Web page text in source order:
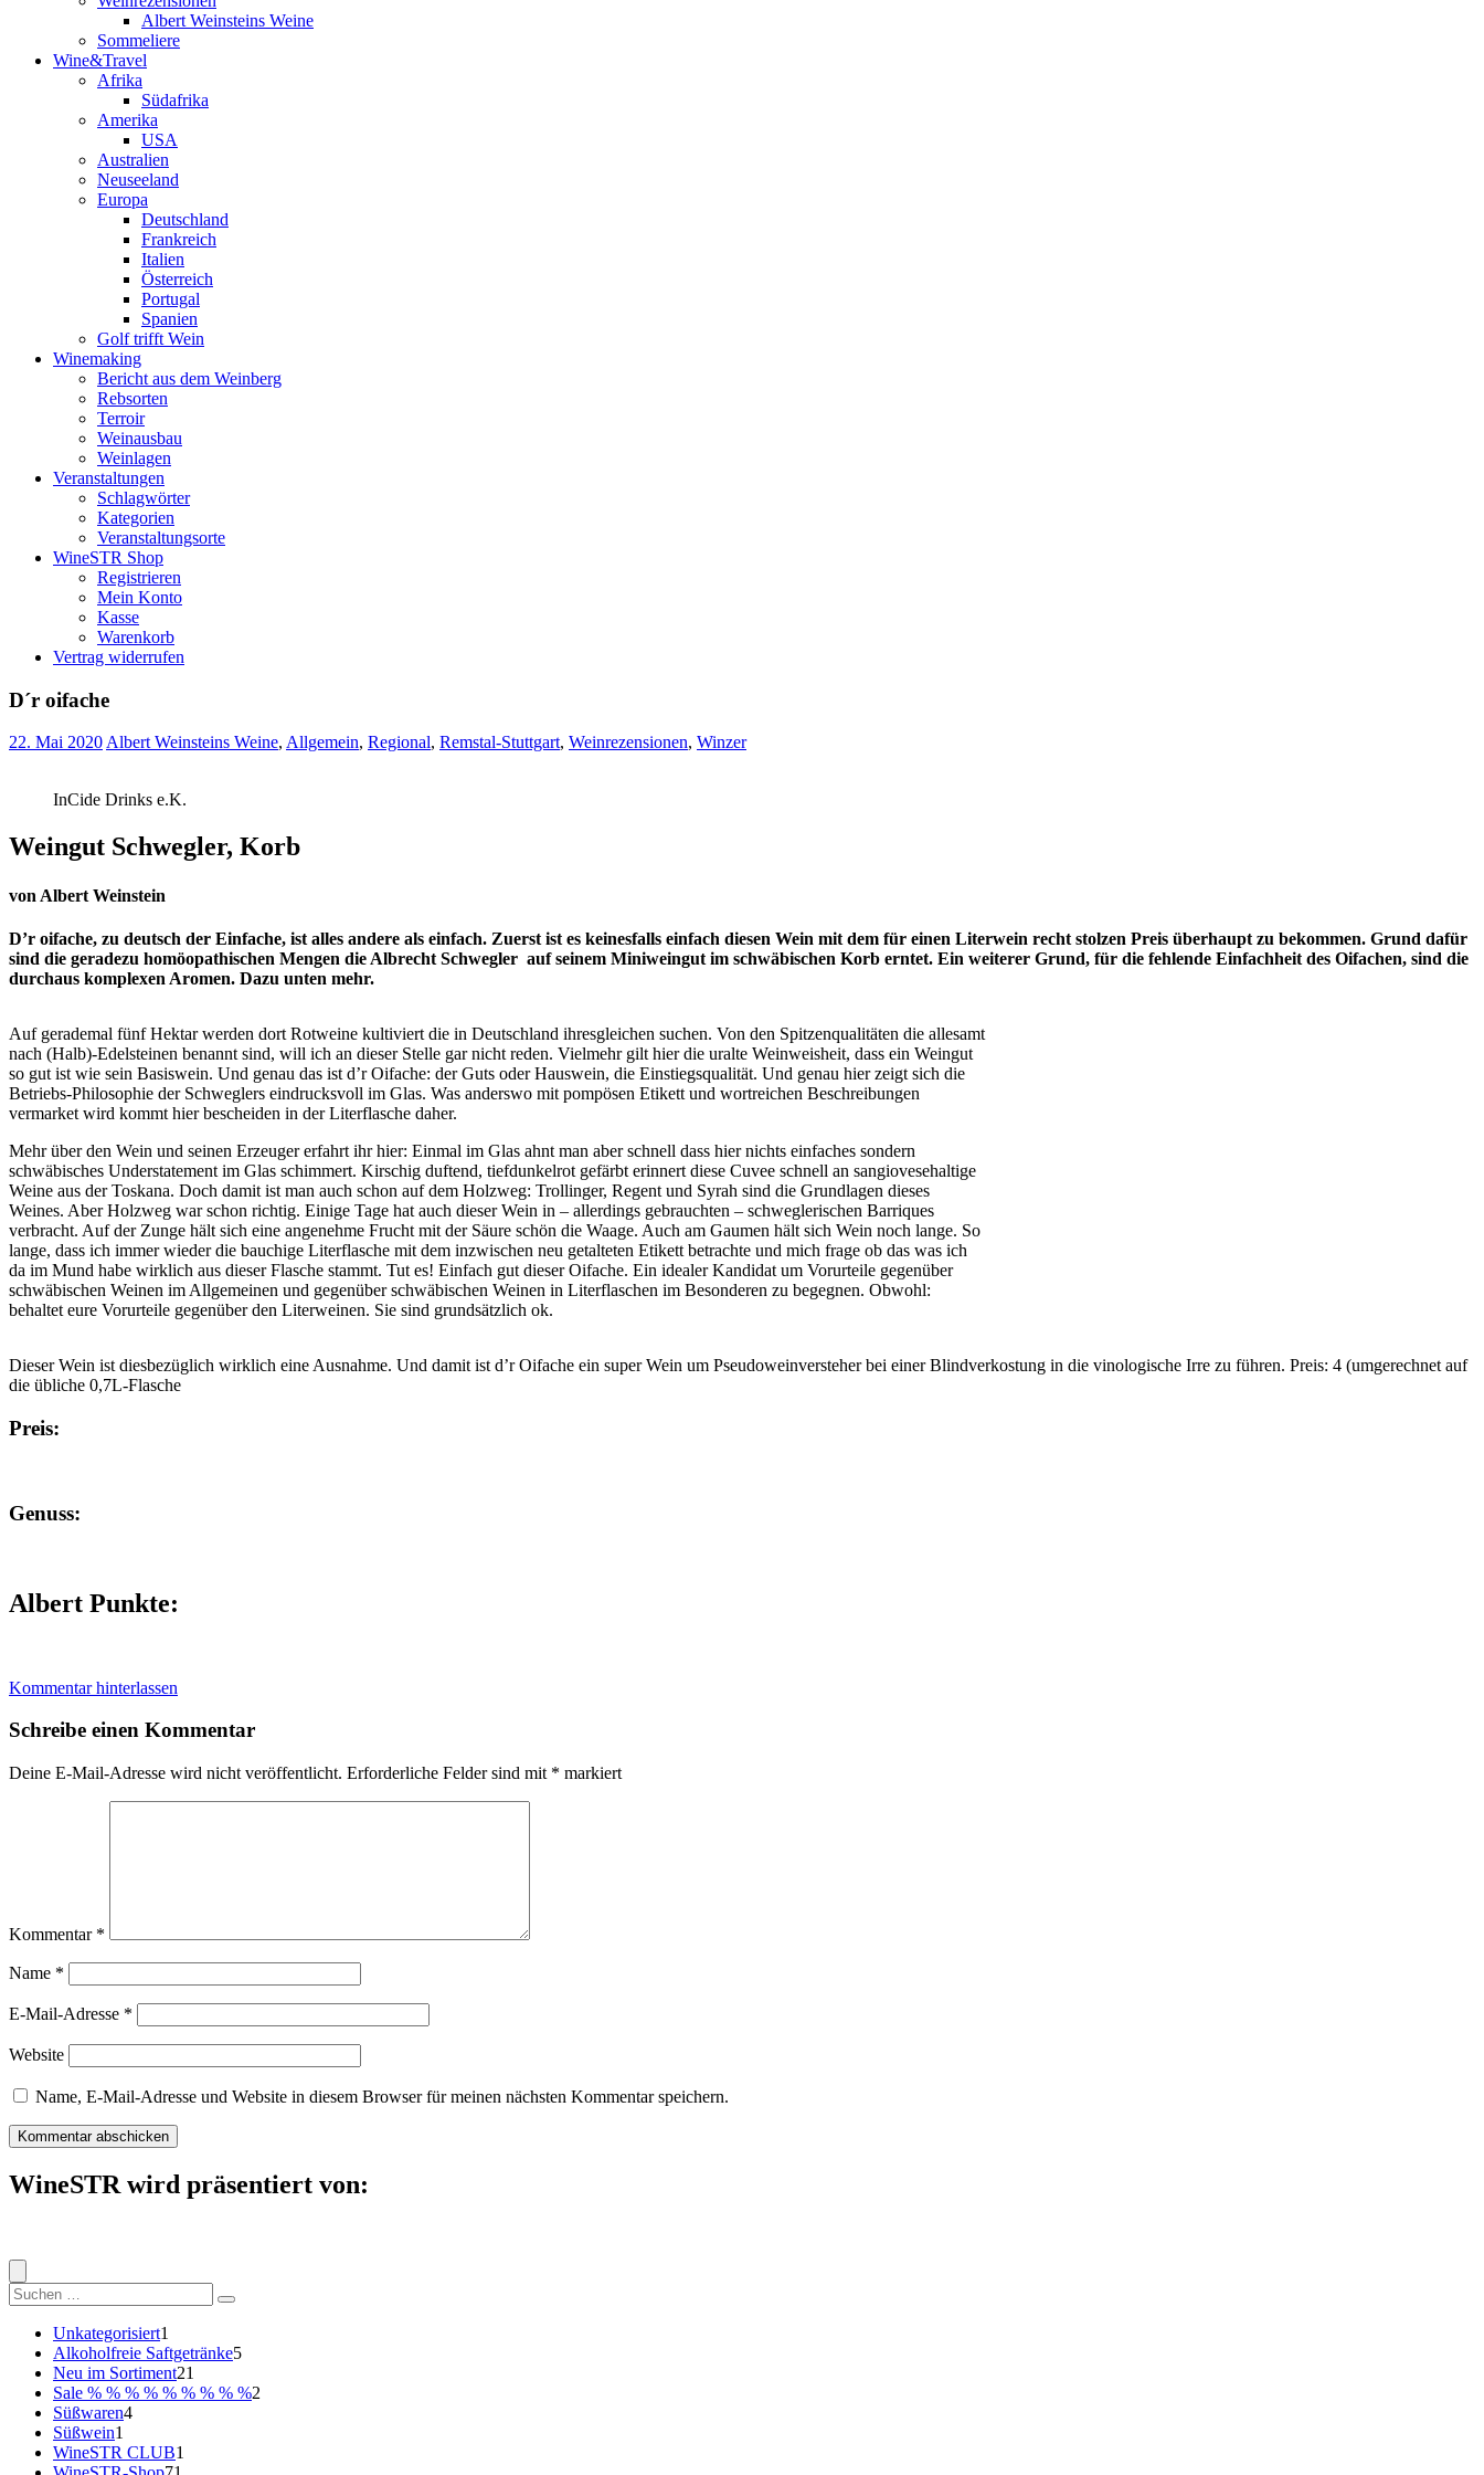
Albert Weinsteins Weine
Sommeliere
Wine&Travel
Afrika
Südafrika
Amerika
USA
Australien
Neuseeland
Europa
Deutschland
Frankreich
Italien
Österreich
Portugal
Spanien
Golf trifft Wein
Winemaking
Bericht aus dem Weinberg
Rebsorten
Terroir
Weinausbau
Weinlagen
Veranstaltungen
Schlagwörter
Kategorien
Veranstaltungsorte
WineSTR Shop
Registrieren
Mein Konto
Kasse
Warenkorb
Vertrag widerrufen
D´r oifache
22. Mai 2020Albert Weinsteins Weine, Allgemein, Regional, Remstal-Stuttgart, Weinrezensionen, Winzer
InCide Drinks e.K.
Weingut Schwegler, Korb
von Albert Weinstein
D’r oifache, zu deutsch der Einfache, ist alles andere als einfach. Zuerst ist es keinesfalls einfach diesen Wein mit dem für einen Literwein recht stolzen Preis überhaupt zu bekommen. Grund dafür
sind die geradezu homöopathischen Mengen die Albrecht Schwegler auf seinem Miniweingut im schwäbischen Korb erntet. Ein weiterer Grund, für die fehlende Einfachheit des Oifachen, sind die
durchaus komplexen Aromen. Dazu unten mehr.
Auf gerademal fünf Hektar werden dort Rotweine kultiviert die in Deutschland ihresgleichen suchen. Von den Spitzenqualitäten die allesamt
nach (Halb)-Edelsteinen benannt sind, will ich an dieser Stelle gar nicht reden. Vielmehr gilt hier die uralte Weinweisheit, dass ein Weingut
so gut ist wie sein Basiswein. Und genau das ist d’r Oifache: der Guts oder Hauswein, die Einstiegsqualität. Und genau hier zeigt sich die
Betriebs-Philosophie der Schweglers eindrucksvoll im Glas. Was anderswo mit pompösen Etikett und wortreichen Beschreibungen
vermarket wird kommt hier bescheiden in der Literflasche daher.
Mehr über den Wein und seinen Erzeuger erfahrt ihr hier: Einmal im Glas ahnt man aber schnell dass hier nichts einfaches sondern
schwäbisches Understatement im Glas schimmert. Kirschig duftend, tiefdunkelrot gefärbt erinnert diese Cuvee schnell an sangiovesehaltige
Weine aus der Toskana. Doch damit ist man auch schon auf dem Holzweg: Trollinger, Regent und Syrah sind die Grundlagen dieses
Weines. Aber Holzweg war schon richtig. Einige Tage hat auch dieser Wein in – allerdings gebrauchten – schweglerischen Barriques
verbracht. Auf der Zunge hält sich eine angenehme Frucht mit der Säure schön die Waage. Auch am Gaumen hält sich Wein noch lange. So
lange, dass ich immer wieder die bauchige Literflasche mit dem inzwischen neu getalteten Etikett betrachte und mich frage ob das was ich
da im Mund habe wirklich aus dieser Flasche stammt. Tut es! Einfach gut dieser Oifache. Ein idealer Kandidat um Vorurteile gegenüber
schwäbischen Weinen im Allgemeinen und gegenüber schwäbischen Weinen in Literflaschen im Besonderen zu begegnen. Obwohl:
behaltet eure Vorurteile gegenüber den Literweinen. Sie sind grundsätzlich ok.
Dieser Wein ist diesbezüglich wirklich eine Ausnahme. Und damit ist d’r Oifache ein super Wein um Pseudoweinversteher bei einer Blindverkostung in die vinologische Irre zu führen. Preis: 4 (umgerechnet auf
die übliche 0,7L-Flasche
Preis:
Genuss:
Albert Punkte:
Kommentar hinterlassen
Schreibe einen Kommentar
Deine E-Mail-Adresse wird nicht veröffentlicht. Erforderliche Felder sind mit * markiert
Kommentar *
Name *
E-Mail-Adresse *
Website
Name, E-Mail-Adresse und Website in diesem Browser für meinen nächsten Kommentar speichern.
WineSTR wird präsentiert von:
Suche
nach:
Unkategorisiert1
Produkt
Alkoholfreie Saftgetränke55
Neu im Sortiment21
Produkte
Sale % % % % % % % % %2
Süßwaren44
Süßwein1
Produkt
WineSTR CLUB1